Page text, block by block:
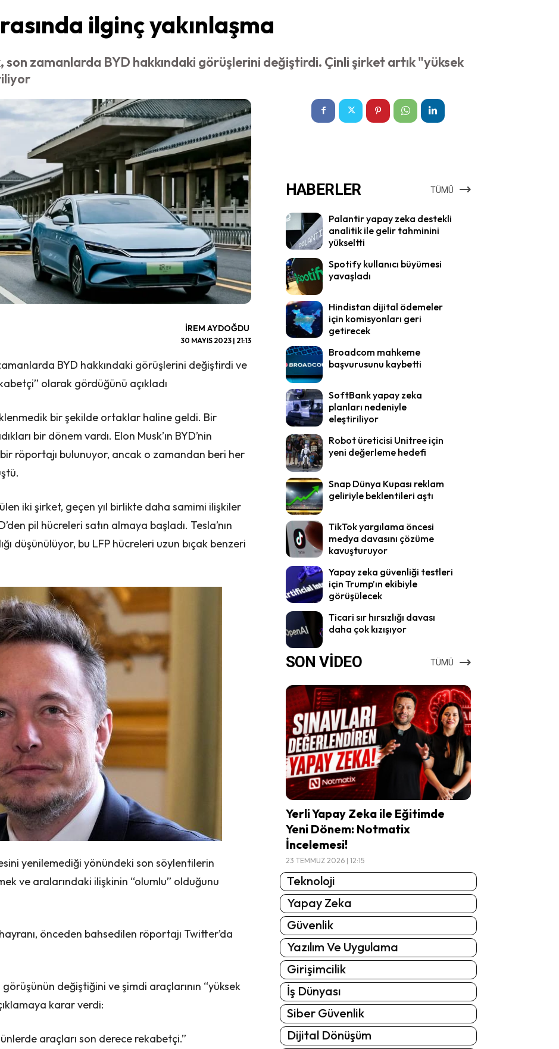
ilginç yakınlaşma
son zamanlarda BYD hakkındaki görüşlerini değiştirdi. Çinli şirket artık "yüksek
İREM AYDOĞDU
30 MAYIS 2023 | 21:13
BYD hakkındaki görüşlerini değiştirdi ve
olarak gördüğünü açıkladı
bir şekilde ortaklar haline geldi. Bir
bir dönem vardı. Elon Musk’ın BYD’nin
röportajı bulunuyor, ancak o zamandan beri her
iki şirket, geçen yıl birlikte daha samimi ilişkiler
pil hücreleri satın almaya başladı. Tesla’nın
düşünülüyor, bu LFP hücreleri uzun bıçak benzeri
yenilemediği yönündeki son söylentilerin
ve aralarındaki ilişkinin “olumlu” olduğunu
önceden bahsedilen röportajı Twitter’da
değiştiğini ve şimdi araçlarının “yüksek
karar verdi:
araçları son derece rekabetçi.”
HABERLER TÜMÜ
Palantir yapay zeka destekli
analitik ile gelir tahminini
yükseltti
Spotify kullanıcı büyümesi
yavaşladı
Hindistan dijital ödemeler
için komisyonları geri
getirecek
Broadcom mahkeme
başvurusunu kaybetti
SoftBank yapay zeka
planları nedeniyle
eleştiriliyor
Robot üreticisi Unitree için
yeni değerleme hedefi
Snap Dünya Kupası reklam
geliriyle beklentileri aştı
TikTok yargılama öncesi
medya davasını çözüme
kavuşturuyor
Yapay zeka güvenliği testleri
için Trump’ın ekibiyle
görüşülecek
Ticari sır hırsızlığı davası
daha çok kızışıyor
SON VİDEO TÜMÜ
Yerli Yapay Zeka ile Eğitimde
Yeni Dönem: Notmatix
İncelemesi!
23 TEMMUZ 2026 | 12:15
Teknoloji
Yapay Zeka
Güvenlik
Yazılım Ve Uygulama
Girişimcilik
İş Dünyası
Siber Güvenlik
Dijital Dönüşüm